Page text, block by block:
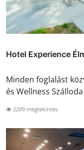
Hotel Experience
Minden foglalást
és Wellness
2209 megtekintés